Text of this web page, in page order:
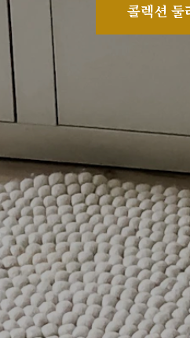
콜렉션 둘